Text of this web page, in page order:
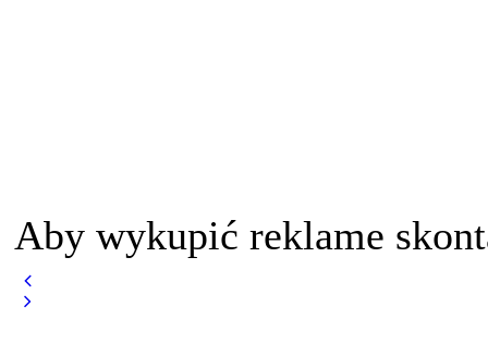
Aby wykupić reklame